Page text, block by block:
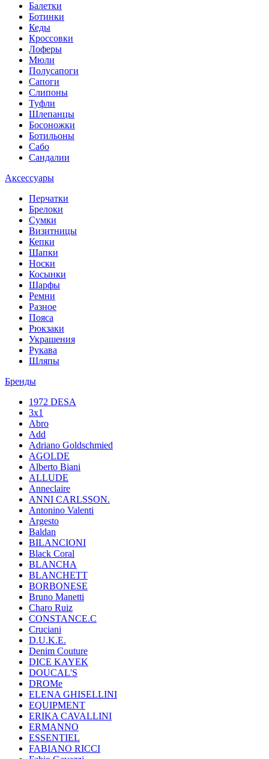
Балетки
Ботинки
Кеды
Кроссовки
Лоферы
Мюли
Полусапоги
Сапоги
Слипоны
Туфли
Шлепанцы
Босоножки
Ботильоны
Сабо
Сандалии
Аксессуары
Перчатки
Брелоки
Сумки
Визитницы
Кепки
Шапки
Носки
Косынки
Шарфы
Ремни
Разное
Пояса
Рюкзаки
Украшения
Рукава
Шляпы
Бренды
1972 DESA
3x1
Abro
Add
Adriano Goldschmied
AGOLDE
Alberto Biani
ALLUDE
Anneclaire
ANNI CARLSSON.
Antonino Valenti
Argesto
Baldan
BILANCIONI
Black Coral
BLANCHA
BLANCHETT
BORBONESE
Bruno Manetti
Charo Ruiz
CONSTANCE.C
Cruciani
D.U.K.E.
Denim Couture
DICE KAYEK
DOUCAL'S
DROMe
ELENA GHISELLINI
EQUIPMENT
ERIKA CAVALLINI
ERMANNO
ESSENTIEL
FABIANO RICCI